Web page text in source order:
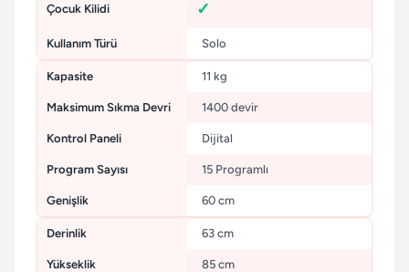
Çocuk Kilidi
Kullanım Türü Solo
Kapasite 11 kg
Maksimum Sıkma Devri 1400 devir
Kontrol Paneli Dijital
Program Sayısı 15 Programlı
Genişlik 60 cm
Derinlik 63 cm
Yükseklik 85 cm